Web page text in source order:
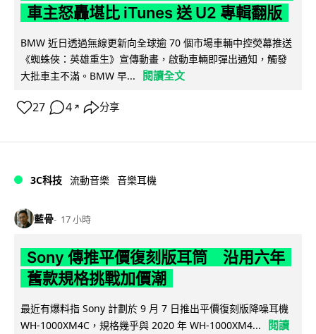
車主怒轟堪比 iTunes 送 U2 專輯翻版
BMW 近日透過無線更新向全球逾 70 個市場車輛中控熒幕推送
《蜘蛛俠：英雄重生》宣傳動畫，啟動車輛即彈出通知，觸發
大批車主不滿。BMW 早...
閱讀全文
27 4 ↗ 分享
3C科技 流動音樂 音樂耳機
藍骨 17 小時
Sony 傳推平價復刻版耳筒 沿用六年
舊款規格挑戰加價潮
最近有爆料指 Sony 計劃於 9 月 7 日推出平價復刻版降噪耳機
WH-1000XM4C，規格幾乎與 2020 年 WH-1000XM4...
閱讀